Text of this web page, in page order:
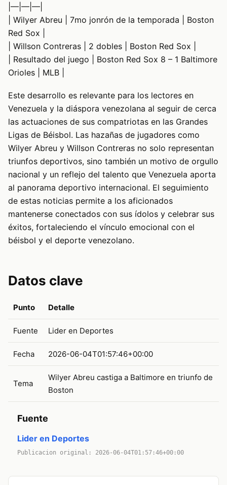
|—|—|—|
| Wilyer Abreu | 7mo jonrón de la temporada | Boston
Red Sox |
| Willson Contreras | 2 dobles | Boston Red Sox |
| Resultado del juego | Boston Red Sox 8 – 1 Baltimore
Orioles | MLB |
Este desarrollo es relevante para los lectores en
Venezuela y la diáspora venezolana al seguir de cerca
las actuaciones de sus compatriotas en las Grandes
Ligas de Béisbol. Las hazañas de jugadores como
Wilyer Abreu y Willson Contreras no solo representan
triunfos deportivos, sino también un motivo de orgullo
nacional y un reflejo del talento que Venezuela aporta
al panorama deportivo internacional. El seguimiento
de estas noticias permite a los aficionados
mantenerse conectados con sus ídolos y celebrar sus
éxitos, fortaleciendo el vínculo emocional con el
béisbol y el deporte venezolano.
Datos clave
Punto Detalle
Fuente Lider en Deportes
Fecha 2026-06-04T01:57:46+00:00
Tema
Wilyer Abreu castiga a Baltimore en triunfo de
Boston
Fuente
Lider en Deportes
Publicacion original: 2026-06-04T01:57:46+00:00